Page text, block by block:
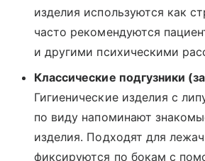
изделия используются как
часто рекомендуются
и другими психическими
Классические подгузники
Гигиенические изделия с
по виду напоминают
изделия. Подходят для
фиксируются по бокам с